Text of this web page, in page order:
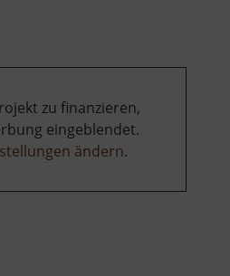
zu finanzieren,
eingeblendet.
ändern.